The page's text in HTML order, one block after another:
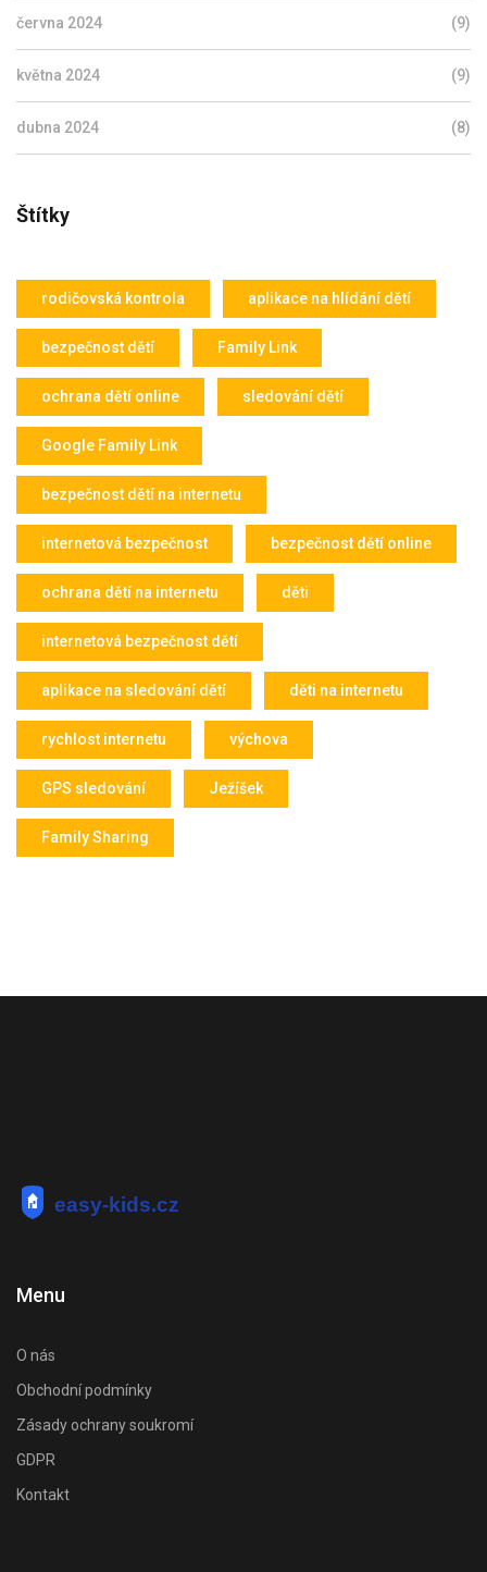
června 2024 (9)
května 2024 (9)
dubna 2024 (8)
Štítky
rodičovská kontrola aplikace na hlídání dětí
bezpečnost dětí Family Link
ochrana dětí online sledování dětí
Google Family Link
bezpečnost dětí na internetu
internetová bezpečnost bezpečnost dětí online
ochrana dětí na internetu děti
internetová bezpečnost dětí
aplikace na sledování dětí děti na internetu
rychlost internetu výchova
GPS sledování Ježíšek
Family Sharing
Menu
O nás
Obchodní podmínky
Zásady ochrany soukromí
GDPR
Kontakt